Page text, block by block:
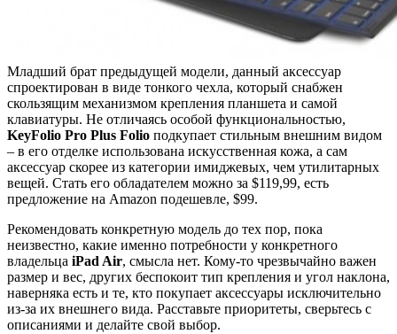
Младший брат предыдущей модели, данный аксессуар
спроектирован в виде тонкого чехла, который снабжен
скользящим механизмом крепления планшета и самой
клавиатуры. Не отличаясь особой функциональностью,
KeyFolio Pro Plus Folio подкупает стильным внешним видом
– в его отделке использована искусственная кожа, а сам
аксессуар скорее из категории имиджевых, чем утилитарных
вещей. Стать его обладателем можно за $119,99, есть
предложение на Amazon подешевле, $99.
Рекомендовать конкретную модель до тех пор, пока
неизвестно, какие именно потребности у конкретного
владельца iPad Air, смысла нет. Кому-то чрезвычайно важен
размер и вес, других беспокоит тип крепления и угол наклона,
наверняка есть и те, кто покупает аксессуары исключительно
из-за их внешнего вида. Расставьте приоритеты, сверьтесь с
описаниями и делайте свой выбор.